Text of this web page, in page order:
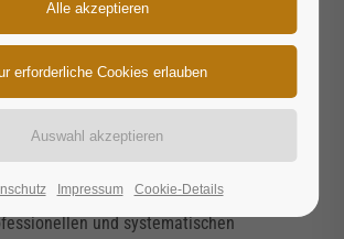
mehr als begrenzt ist.
und guter Bekannter empfahl mir das
Nebel was letztendlich dann zum
sehr aufgeschlossenen und
mit dem Ehepaar Nebel führte. Das
sehr leicht.
und systematischen
Impressum Cookie-Details